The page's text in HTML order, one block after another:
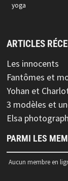
yoga
ARTICLES
Les innocents
Fantômes et
Yohan et
3 modèles et
Elsa
PARMI LES
Aucun membre en